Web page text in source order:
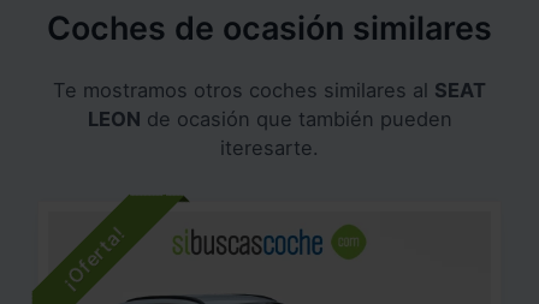
Coches de ocasión similares
Te mostramos otros coches similares al SEAT
LEON de ocasión que también pueden
iteresarte.